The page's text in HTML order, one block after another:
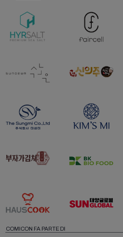
COMICON FA PARTE DI